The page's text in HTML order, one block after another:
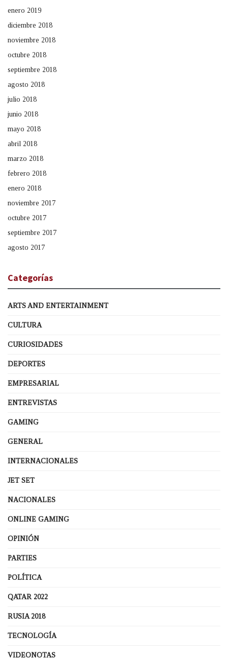
enero 2019
diciembre 2018
noviembre 2018
octubre 2018
septiembre 2018
agosto 2018
julio 2018
junio 2018
mayo 2018
abril 2018
marzo 2018
febrero 2018
enero 2018
noviembre 2017
octubre 2017
septiembre 2017
agosto 2017
Categorías
ARTS AND ENTERTAINMENT
CULTURA
CURIOSIDADES
DEPORTES
EMPRESARIAL
ENTREVISTAS
GAMING
GENERAL
INTERNACIONALES
JET SET
NACIONALES
ONLINE GAMING
OPINIÓN
PARTIES
POLÍTICA
QATAR 2022
RUSIA 2018
TECNOLOGÍA
VIDEONOTAS